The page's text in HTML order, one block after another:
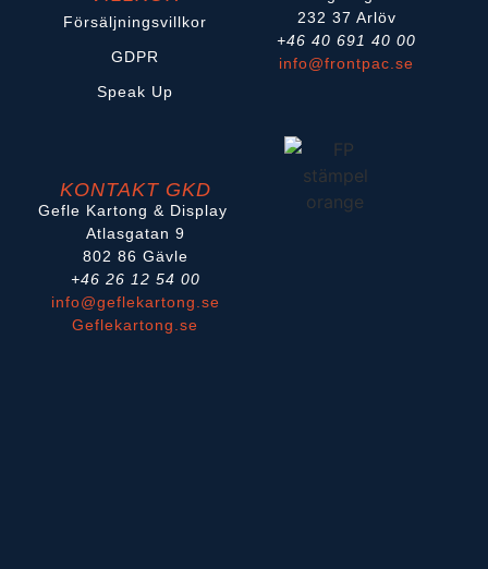
Försäljningsvillkor
GDPR
Speak Up
232 37 Arlöv
+46 40 691 40 00
info@frontpac.se
KONTAKT GKD
Gefle Kartong & Display
Atlasgatan 9
802 86 Gävle
+46 26 12 54 00
info@geflekartong.se
Geflekartong.se